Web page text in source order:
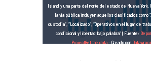
Island y una parte del norte del estado de Nueva
la vía pública incluyen aquellos clasificados como
custodia”, “Localizado”, “Operativos en el lugar de
condicional y libertad bajo palabra” | Fuente:
ProjectGet the data– Creado con